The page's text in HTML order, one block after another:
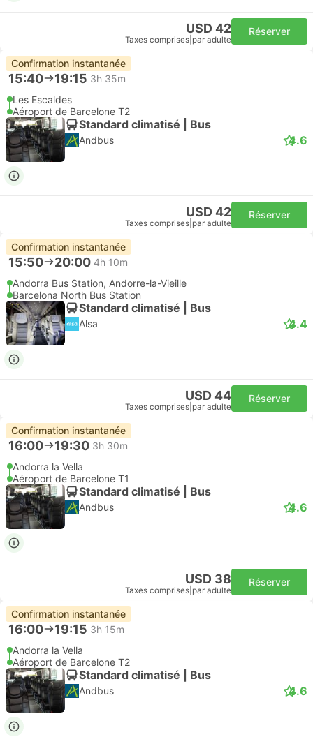
USD 42
Taxes comprises par adulte
Réserver
Confirmation instantanée
15:40 19:15 3h 35m
Les Escaldes
Aéroport de Barcelone T2
Standard climatisé | Bus
Andbus 4.6
USD 42
Taxes comprises par adulte
Réserver
Confirmation instantanée
15:50 20:00 4h 10m
Andorra Bus Station, Andorre-la-Vieille
Barcelona North Bus Station
Standard climatisé | Bus
Alsa 4.4
USD 44
Taxes comprises par adulte
Réserver
Confirmation instantanée
16:00 19:30 3h 30m
Andorra la Vella
Aéroport de Barcelone T1
Standard climatisé | Bus
Andbus 4.6
USD 38
Taxes comprises par adulte
Réserver
Confirmation instantanée
16:00 19:15 3h 15m
Andorra la Vella
Aéroport de Barcelone T2
Standard climatisé | Bus
Andbus 4.6